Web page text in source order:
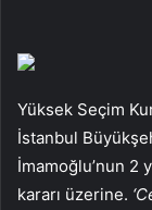
Yüksek Seçim
İstanbul
İmamoğlu’nun 2
kararı üzerine.